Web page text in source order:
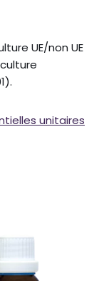
UE/non UE
unitaires